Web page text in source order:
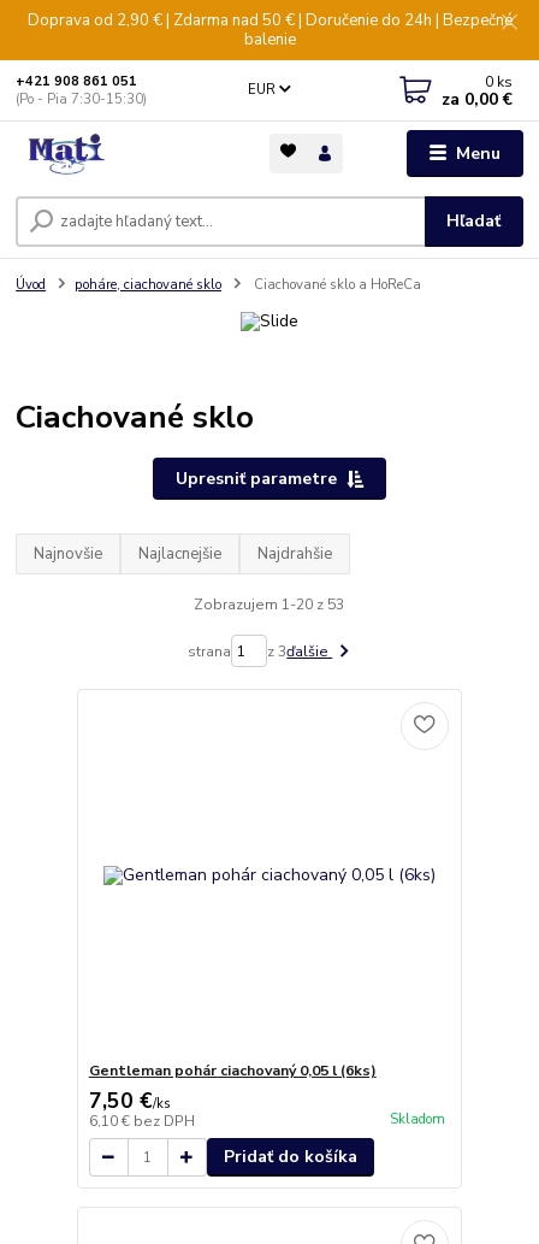
Doprava od 2,90 € | Zdarma nad 50 € | Doručenie do 24h | Bezpečné
balenie
Menu
EUR
Hľadať
+421 908 861 051
(Po - Pia 7:30-15:30)
0 ks
za 0,00 €
Úvod poháre, ciachované sklo Ciachované sklo a HoReCa
Ciachované sklo
Upresniť parametre
Najnovšie Najlacnejšie Najdrahšie
Zobrazujem 1-20 z 53
strana z 3ďalšie
Gentleman pohár ciachovaný 0,05 l (6ks)
7,50 €/ks
6,10 € bez DPH Skladom
Pridať do košíka